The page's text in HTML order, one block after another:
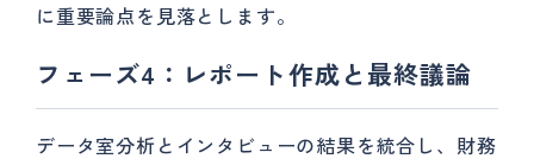
に重要論点を見落とします。
フェーズ4：レポート作成と最終議論
データ室分析とインタビューの結果を統合し、財務